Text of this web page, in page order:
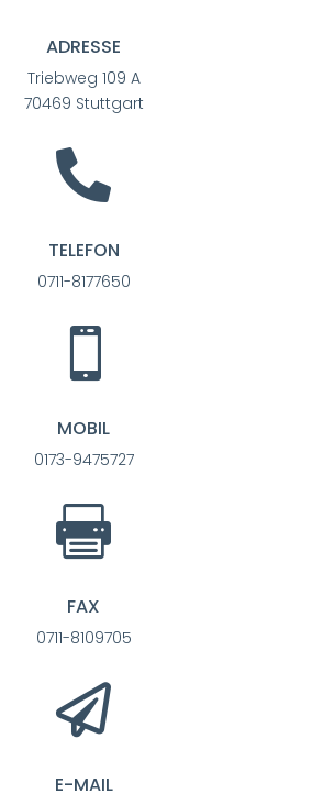
ADRESSE
Triebweg 109 A
70469 Stuttgart

TELEFON
0711-8177650

MOBIL
0173-9475727

FAX
0711-8109705

E-MAIL